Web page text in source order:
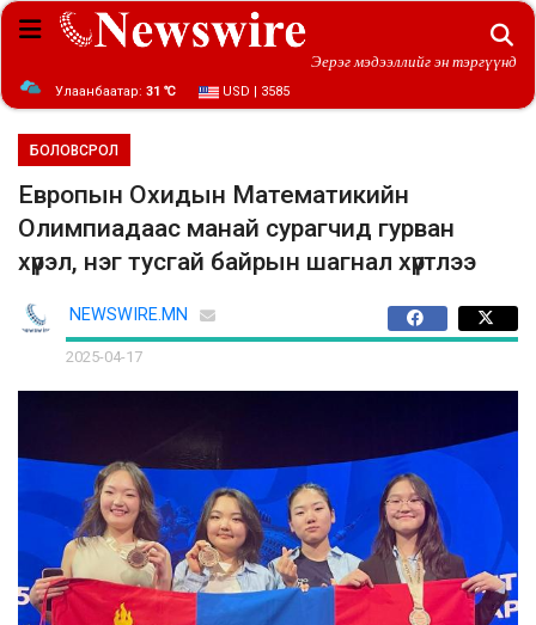
Эерэг мэдээллийг эн тэргүүнд
Улаанбаатар: 31 ℃ USD | 3585
БОЛОВСРОЛ
Европын Охидын Математикийн
Олимпиадаас манай сурагчид гурван
хүрэл, нэг тусгай байрын шагнал хүртлээ
NEWSWIRE.MN
2025-04-17